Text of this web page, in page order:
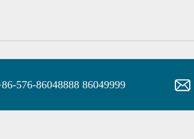
576-86048888 86049999